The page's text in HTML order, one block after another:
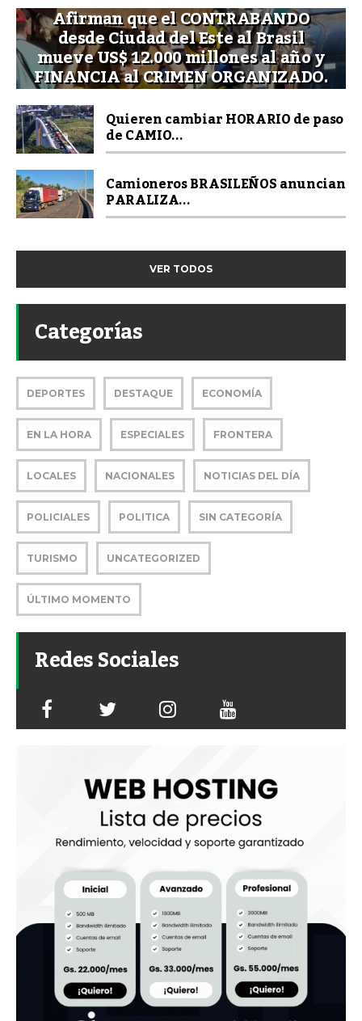
Afirman que el CONTRABANDO
desde Ciudad del Este al Brasil
mueve US$ 12.000 millones al año y
FINANCIA al CRIMEN ORGANIZADO.
Quieren cambiar HORARIO de paso
de CAMIO...
Camioneros BRASILEÑOS anuncian
PARALIZA...
VER TODOS
Categorías
DEPORTES DESTAQUE ECONOMÍA
EN LA HORA ESPECIALES FRONTERA
LOCALES NACIONALES NOTICIAS DEL DÍA
POLICIALES POLITICA SIN CATEGORÍA
TURISMO UNCATEGORIZED
ÚLTIMO MOMENTO
Redes Sociales